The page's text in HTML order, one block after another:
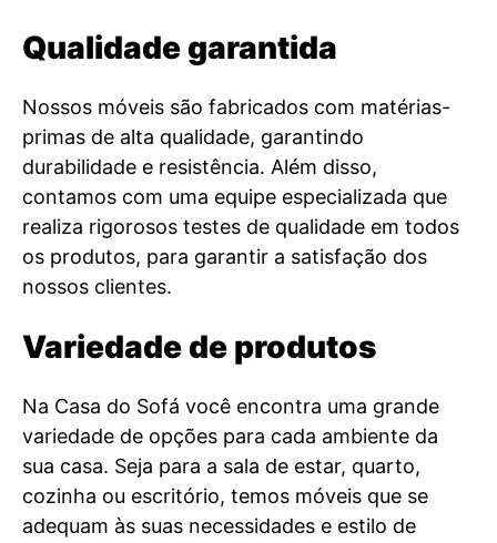
Qualidade garantida
Nossos móveis são fabricados com matérias-
primas de alta qualidade, garantindo
durabilidade e resistência. Além disso,
contamos com uma equipe especializada que
realiza rigorosos testes de qualidade em todos
os produtos, para garantir a satisfação dos
nossos clientes.
Variedade de produtos
Na Casa do Sofá você encontra uma grande
variedade de opções para cada ambiente da
sua casa. Seja para a sala de estar, quarto,
cozinha ou escritório, temos móveis que se
adequam às suas necessidades e estilo de